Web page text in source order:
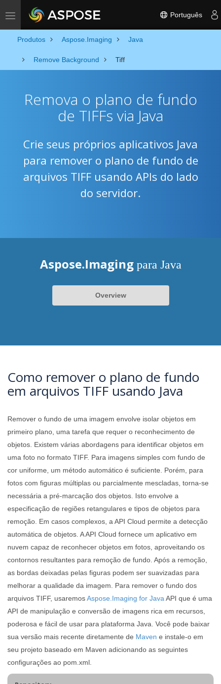
Toggle navigation Português
Produtos Aspose.Imaging Java
Remove Background Tiff
Remova o plano de fundo
de TIFFs via Java
Crie seus próprios aplicativos Java
para remover o plano de fundo de
arquivos TIFF usando APIs do lado
do servidor.
Aspose.Imaging para Java
Overview
Como remover o plano de fundo
em arquivos TIFF usando Java
Remover o fundo de uma imagem envolve isolar objetos em
primeiro plano, uma tarefa que requer o reconhecimento de
objetos. Existem várias abordagens para identificar objetos em
uma foto no formato TIFF. Para imagens simples com fundo de
cor uniforme, um método automático é suficiente. Porém, para
fotos com figuras múltiplas ou parcialmente mescladas, torna-se
necessária a pré-marcação dos objetos. Isto envolve a
especificação de regiões retangulares e tipos de objetos para
remoção. Em casos complexos, a API Cloud permite a detecção
automática de objetos. A API Cloud fornece um aplicativo em
nuvem capaz de reconhecer objetos em fotos, aproveitando os
contornos resultantes para remoção de fundo. Após a remoção,
as bordas deixadas pelas figuras podem ser suavizadas para
melhorar a qualidade da imagem. Para remover o fundo dos
arquivos TIFF, usaremosAspose.Imaging for Java API que é uma
API de manipulação e conversão de imagens rica em recursos,
poderosa e fácil de usar para plataforma Java. Você pode baixar
sua versão mais recente diretamente de Maven e instale-o em
seu projeto baseado em Maven adicionando as seguintes
configurações ao pom.xml.